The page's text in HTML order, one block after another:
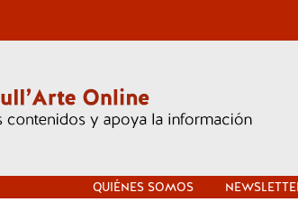
QUIÉNES SOMOS